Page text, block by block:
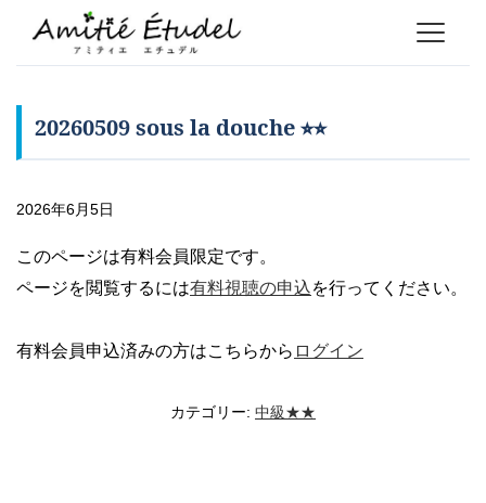
20260509 sous la douche ⭐︎⭐︎
2026年6月5日
このページは有料会員限定です。
ページを閲覧するには有料視聴の申込を行ってください。
有料会員申込済みの方はこちらから ログイン
カテゴリー: 中級★★